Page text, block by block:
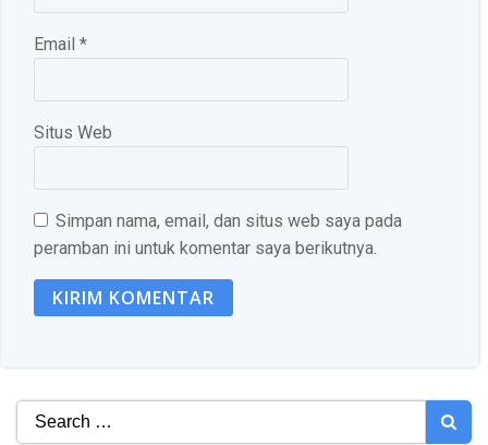
Email *
Situs Web
Simpan nama, email, dan situs web saya pada
peramban ini untuk komentar saya berikutnya.
Search
for: